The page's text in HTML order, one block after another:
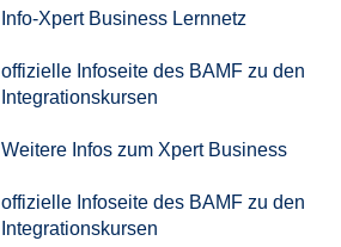
Info-Xpert Business Lernnetz
offizielle Infoseite des BAMF zu den
Integrationskursen
Weitere Infos zum Xpert Business
offizielle Infoseite des BAMF zu den
Integrationskursen